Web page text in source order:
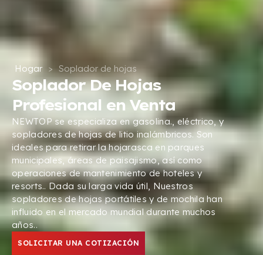
Hogar > Soplador de hojas
Soplador De Hojas
Profesional en Venta
NEWTOP se especializa en gasolina., eléctrico, y
sopladores de hojas de litio inalámbricos. Son
ideales para retirar la hojarasca en parques
municipales, áreas de paisajismo, así como
operaciones de mantenimiento de hoteles y
resorts.. Dada su larga vida útil, Nuestros
sopladores de hojas portátiles y de mochila han
influido en el mercado mundial durante muchos
años..
SOLICITAR UNA COTIZACIÓN